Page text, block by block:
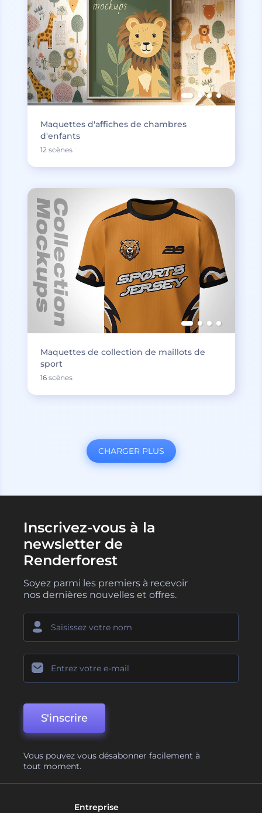
Maquettes d'affiches de chambres
d'enfants
12 scènes
Maquettes de collection de maillots de
sport
16 scènes
CHARGER PLUS
Inscrivez-vous à la
newsletter de
Renderforest
Soyez parmi les premiers à recevoir
nos dernières nouvelles et offres.
S'inscrire
Vous pouvez vous désabonner facilement à
tout moment.
Entreprise